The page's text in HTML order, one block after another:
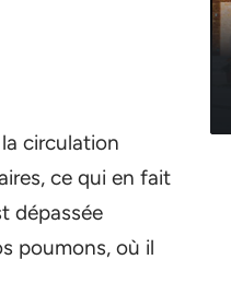
circulation
ce qui en fait
dépassée
poumons, où il